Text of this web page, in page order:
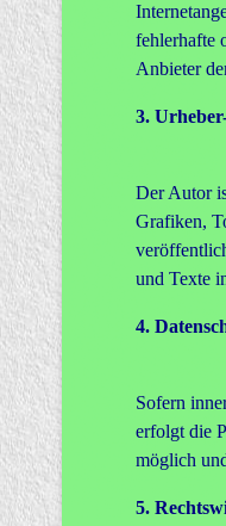
fehlerhafte
Anbieter
3.
Der Autor
Grafiken,
und Texte
4.
Sofern
erfolgt die
möglich
5.